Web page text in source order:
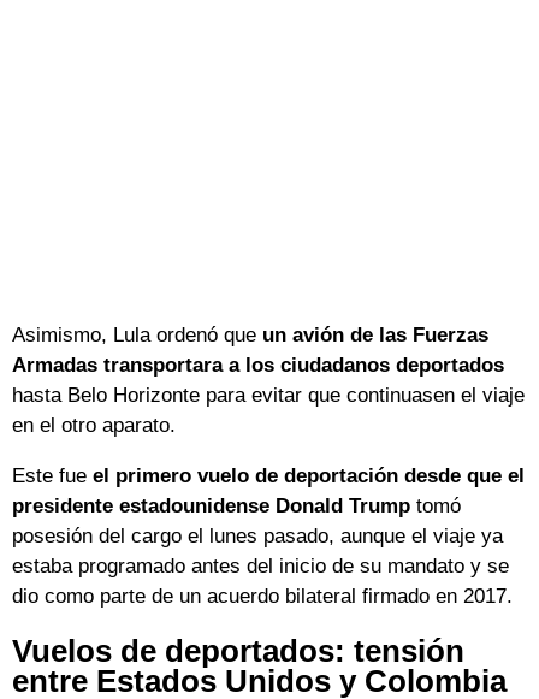
Asimismo, Lula ordenó que un avión de las Fuerzas
Armadas transportara a los ciudadanos deportados
hasta Belo Horizonte para evitar que continuasen el viaje
en el otro aparato.
Este fue el primero vuelo de deportación desde que el
presidente estadounidense Donald Trump tomó
posesión del cargo el lunes pasado, aunque el viaje ya
estaba programado antes del inicio de su mandato y se
dio como parte de un acuerdo bilateral firmado en 2017.
Vuelos de deportados: tensión
entre Estados Unidos y Colombia